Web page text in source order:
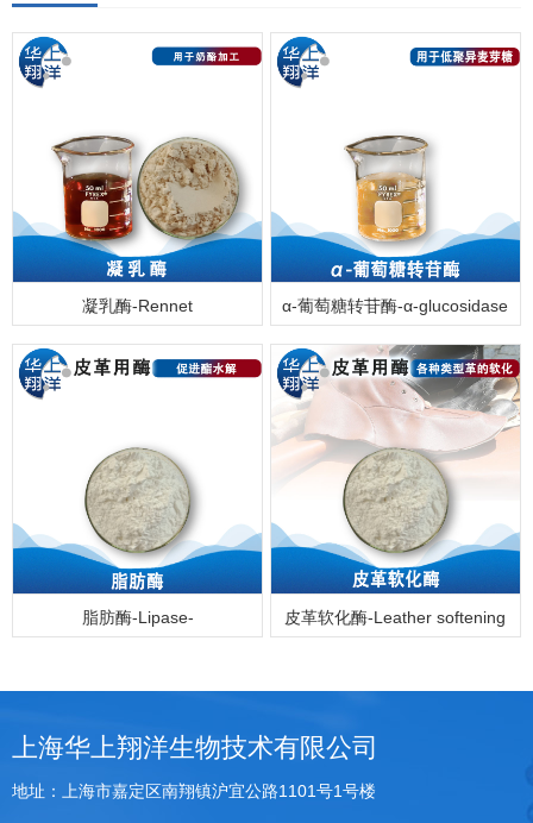
凝乳酶-Rennet α-葡萄糖转苷酶-α-glucosidase
脂肪酶-Lipase-
皮革软化酶-Leather softening
上海华上翔洋生物技术有限公司
地址：上海市嘉定区南翔镇沪宜公路1101号1号楼